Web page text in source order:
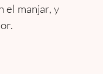
el manjar, y